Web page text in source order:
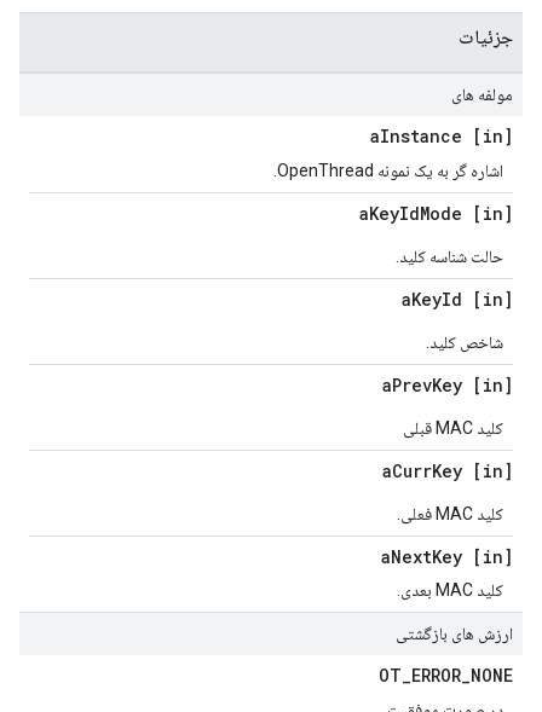
جزئیات
مولفه های
[in] a
Instance
اشاره گر به یک نمونه OpenThread.
[in] a
KeyIdMode
حالت شناسه کلید.
[in] a
KeyId
شاخص کلید.
[in] a
PrevKey
کلید MAC قبلی
[in] a
CurrKey
کلید MAC فعلی.
[in] a
NextKey
کلید MAC بعدی.
ارزش های بازگشتی
OT_ERROR_NONE